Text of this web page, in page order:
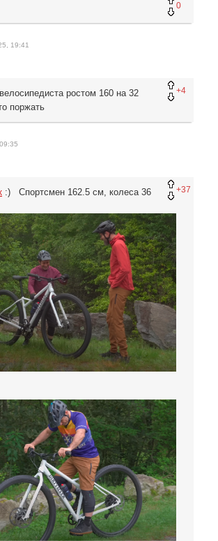
0
19:41
+4
ростом 160 на 32
поржать
+37
:) Спортсмен 162.5 см, колеса 36